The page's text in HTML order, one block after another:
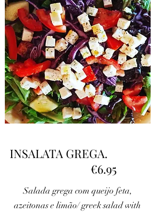
INSALATA GREGA.
€6.95
Salada grega com queijo feta,
azeitonas e limão/ greek salad with